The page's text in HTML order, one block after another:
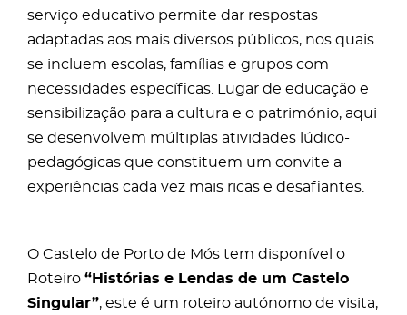
serviço educativo permite dar respostas
adaptadas aos mais diversos públicos, nos quais
se incluem escolas, famílias e grupos com
necessidades específicas. Lugar de educação e
sensibilização para a cultura e o património, aqui
se desenvolvem múltiplas atividades lúdico-
pedagógicas que constituem um convite a
experiências cada vez mais ricas e desafiantes.
O Castelo de Porto de Mós tem disponível o
Roteiro “Histórias e Lendas de um Castelo
Singular”, este é um roteiro autónomo de visita,